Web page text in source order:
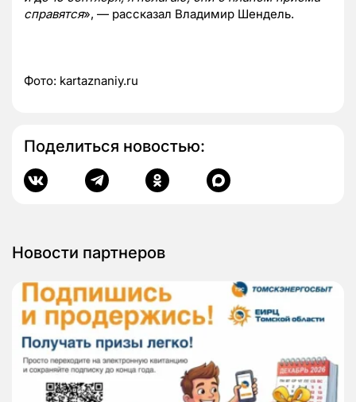
справятся», — рассказал Владимир Шендель.
Фото: kartaznaniy.ru
Поделиться новостью:
Новости партнеров